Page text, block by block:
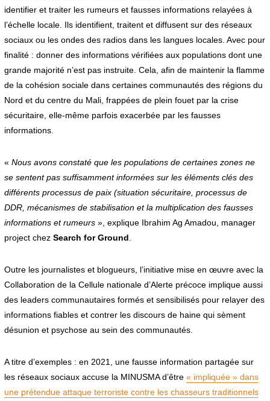
identifier et traiter les rumeurs et fausses informations relayées à
l’échelle locale. Ils identifient, traitent et diffusent sur des réseaux
sociaux ou les ondes des radios dans les langues locales. Avec pour
finalité : donner des informations vérifiées aux populations dont une
grande majorité n’est pas instruite. Cela, afin de maintenir la flamme
de la cohésion sociale dans certaines communautés des régions du
Nord et du centre du Mali, frappées de plein fouet par la crise
sécuritaire, elle-même parfois exacerbée par les fausses
informations.
« Nous avons constaté que les populations de certaines zones ne
se sentent pas suffisamment informées sur les éléments clés des
différents processus de paix (situation sécuritaire, processus de
DDR, mécanismes de stabilisation et la multiplication des fausses
informations et rumeurs», explique Ibrahim Ag Amadou, manager
project chez Search for Ground
Outre les journalistes et blogueurs, l’initiative mise en œuvre avec la
Collaboration de la Cellule nationale d’Alerte précoce implique aussi
des leaders communautaires formés et sensibilisés pour relayer des
informations fiables et contrer les discours de haine qui sèment
désunion et psychose au sein des communautés.
A titre d’exemples : en 2021, une fausse information partagée sur
les réseaux sociaux accuse la MINUSMA d’être « impliquée » dans
une prétendue attaque terroriste contre les chasseurs traditionnels